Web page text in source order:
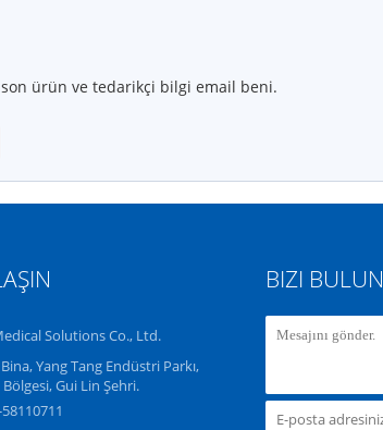
ürün ve tedarikçi bilgi email beni.
Solutions Co., Ltd.
Yang Tang Endüstri Parkı,
Gui Lin Şehri.
BIZI BULUN